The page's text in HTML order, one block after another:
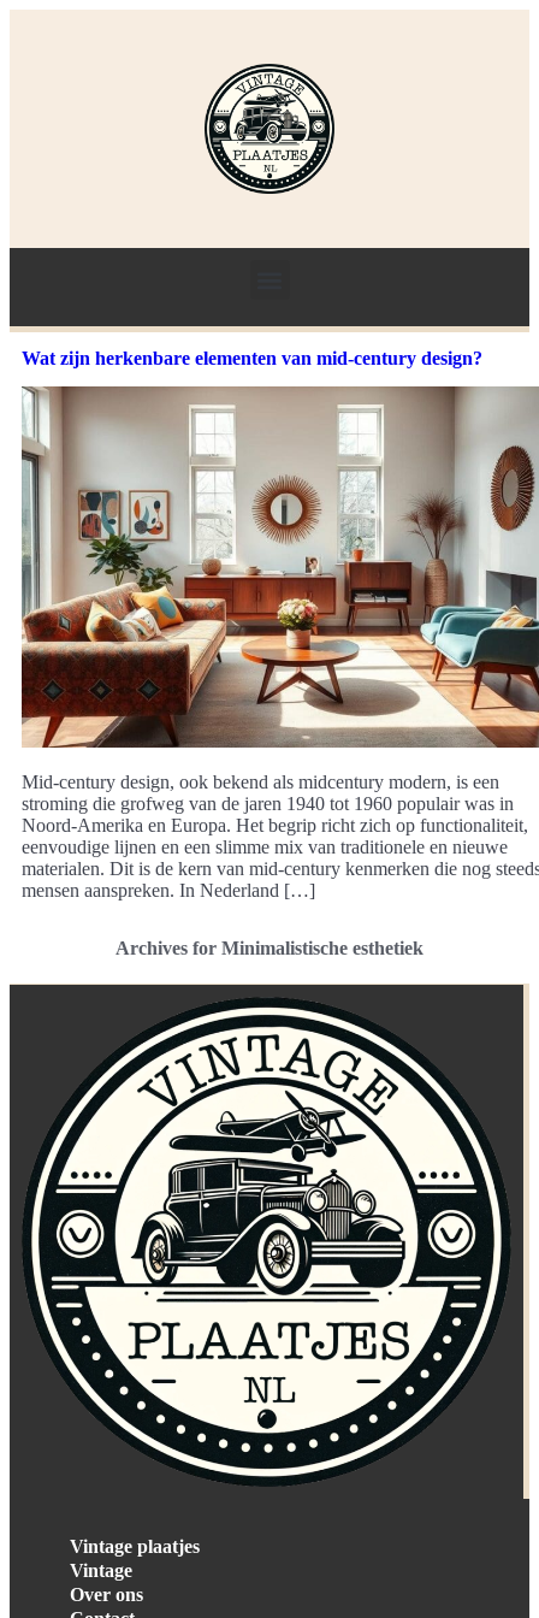
Wat zijn herkenbare elementen van mid-century design?
Mid-century design, ook bekend als midcentury modern, is een
stroming die grofweg van de jaren 1940 tot 1960 populair was in
Noord-Amerika en Europa. Het begrip richt zich op functionaliteit,
eenvoudige lijnen en een slimme mix van traditionele en nieuwe
materialen. Dit is de kern van mid-century kenmerken die nog
mensen aanspreken. In Nederland […]
Archives for Minimalistische esthetiek
Vintage plaatjes
Vintage
Over ons